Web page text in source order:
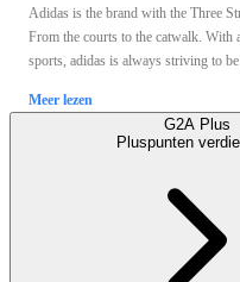
Adidas is the brand with the Three
From the courts to the catwalk. With
sports, adidas is always striving to be
Meer lezen
G2A Plus
Pluspunten